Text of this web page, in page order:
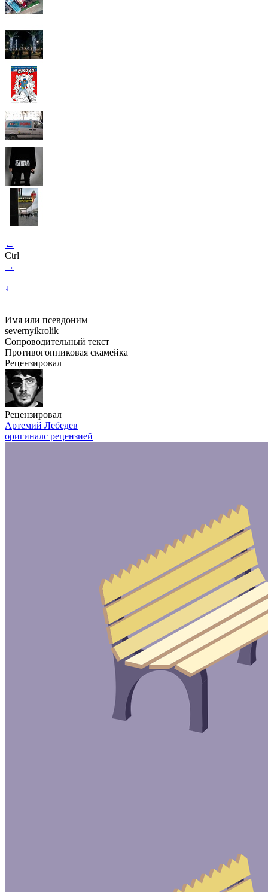
←
Ctrl
→
↓
Имя или псевдоним
severnyikrolik
Сопроводительный текст
Противогопниковая скамейка
Рецензировал
Рецензировал
Артемий Лебедев
оригиналс рецензией